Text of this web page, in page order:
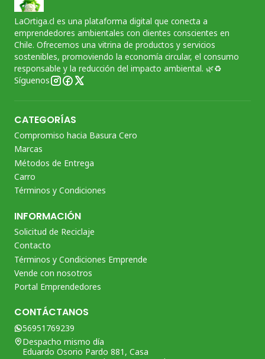
LaOrtiga.cl es una plataforma digital que conecta a
emprendedores ambientales con clientes conscientes en
Chile. Ofrecemos una vitrina de productos y servicios
sostenibles, promoviendo la economía circular, el consumo
responsable y la reducción del impacto ambiental. 🌿♻️
Síguenos
CATEGORÍAS
Compromiso hacia Basura Cero
Marcas
Métodos de Entrega
Carro
Términos y Condiciones
INFORMACIÓN
Solicitud de Reciclaje
Contacto
Términos y Condiciones Emprende
Vende con nosotros
Portal Emprendedores
CONTÁCTANOS
56951769239
Despacho mismo día
Eduardo Osorio Pardo 881, Casa